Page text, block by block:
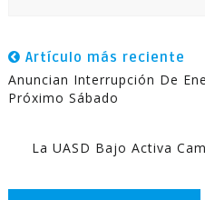
Artículo más reciente
Anuncian Interrupción De
Próximo Sábado
La UASD Bajo Activa